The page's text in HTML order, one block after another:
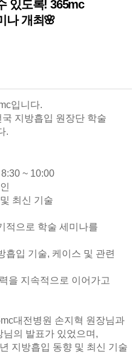
있도록! 365mc
나 개최🌸
입니다.
지방흡입 원장단 학술
.
~ 10:00
최신 기술
적으로 학술 세미나를
흡입 기술, 케이스 및 관련
을 지속적으로 이어가고
대전병원 손지혁 원장님과
의 발표가 있었으며,
지방흡입 동향 및 최신 기술